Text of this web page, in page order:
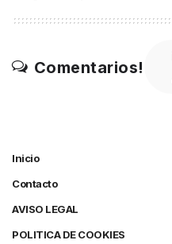
Comentarios!
Inicio
Contacto
AVISO LEGAL
POLITICA DE COOKIES